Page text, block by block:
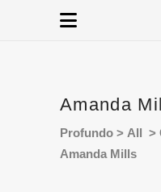
Amanda
Profundo > All >
Amanda Mills